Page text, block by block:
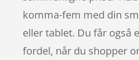
komma-fem med din
eller tablet. Du får også
fordel, når du shopper